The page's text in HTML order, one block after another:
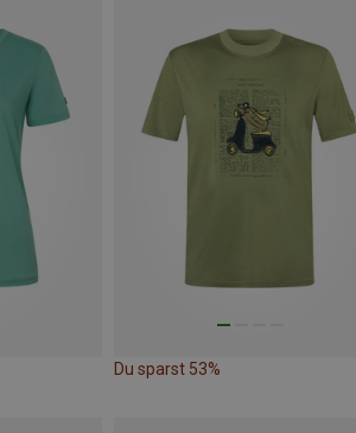
Du sparst 53%